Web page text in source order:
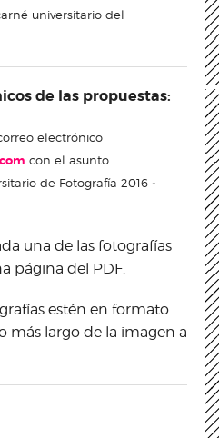
universitario del
de las propuestas:
electrónico
con el asunto
de Fotografía 2016
una de las fotografías
página del PDF.
estén en formato
más largo de la imagen a